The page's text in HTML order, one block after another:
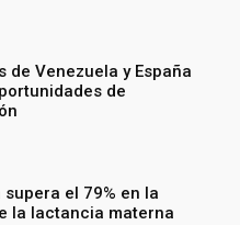
de Venezuela y España
de
el 79% en la
la lactancia materna